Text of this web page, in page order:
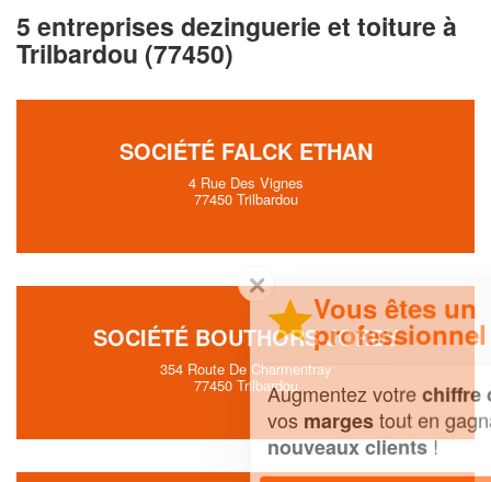
5 entreprises dezinguerie et toiture à
Trilbardou (77450)
SOCIÉTÉ FALCK ETHAN
4 Rue Des Vignes
77450 Trilbardou
SOCIÉTÉ BOUTHORS JORDY
354 Route De Charmentray
77450 Trilbardou
✕
Vous êtes un
professionnel ?
Augmentez votrechiffre d'affaireset
tout en gagnant de
nouveaux clients!